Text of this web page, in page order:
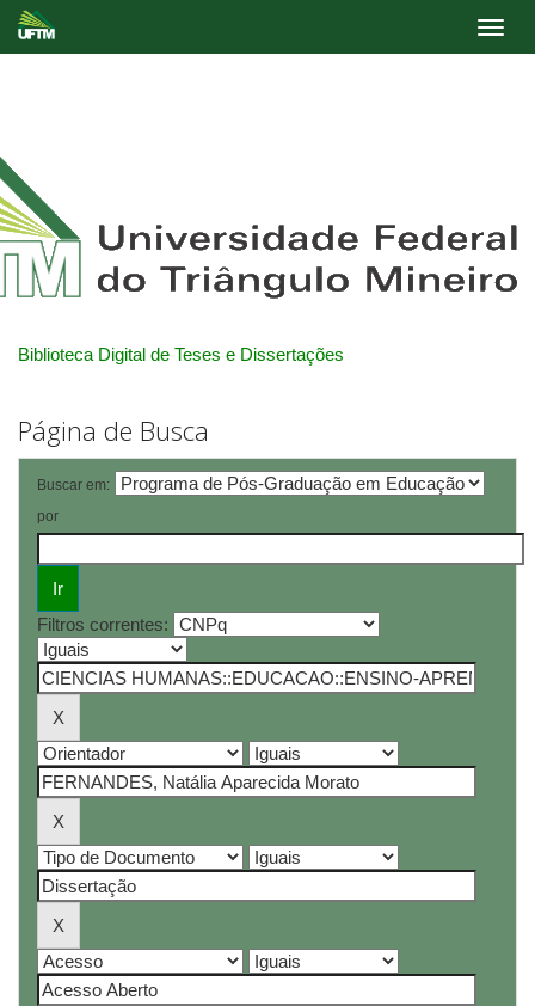
Biblioteca Digital de Teses e Dissertações
Página de Busca
Buscar em:
por
Filtros correntes: